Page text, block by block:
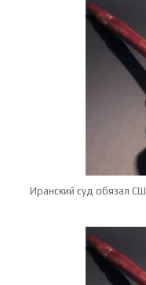
Иранский суд обязал